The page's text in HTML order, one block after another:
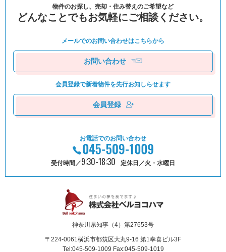
物件のお探し、売却・住み替えのご希望など
どんなことでもお気軽にご相談ください。
メールでのお問い合わせはこちらから
お問い合わせ
会員登録で新着物件を先⾏お知しらせます
会員登録
お電話でのお問い合わせ
受付時間／9:30-18:30 定休日／火・水曜日
神奈川県知事（4）第27653号
〒224-0061 横浜市都筑区⼤丸9-16 第1幸喜ビル3F
Tel:045-509-1009 Fax:045-509-1019